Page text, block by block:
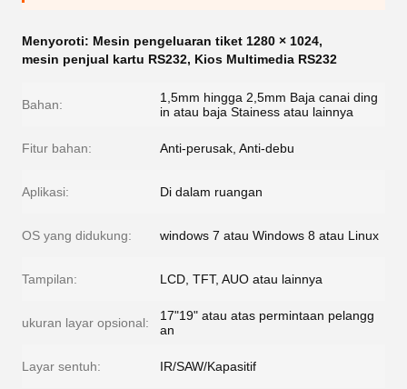
Menyoroti: Mesin pengeluaran tiket 1280 × 1024,
mesin penjual kartu RS232, Kios Multimedia RS232
Bahan:
1,5mm hingga 2,5mm Baja canai ding
in atau baja Stainess atau lainnya
Fitur bahan: Anti-perusak, Anti-debu
Aplikasi: Di dalam ruangan
OS yang didukung: windows 7 atau Windows 8 atau Linux
Tampilan: LCD, TFT, AUO atau lainnya
ukuran layar opsional:
17"19" atau atas permintaan pelangg
an
Layar sentuh: IR/SAW/Kapasitif